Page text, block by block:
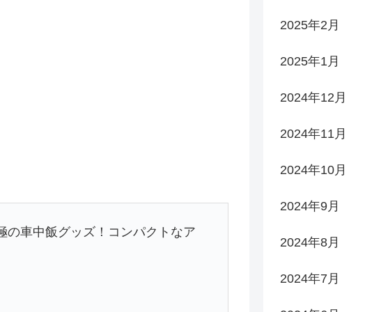
の車中飯グッズ！コンパクトなア
2025年2月
2025年1月
2024年12月
2024年11月
2024年10月
2024年9月
2024年8月
2024年7月